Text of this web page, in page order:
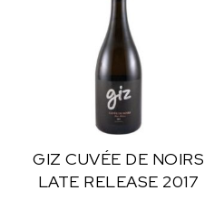
GIZ CUVÉE DE NOIRS
LATE RELEASE 2017